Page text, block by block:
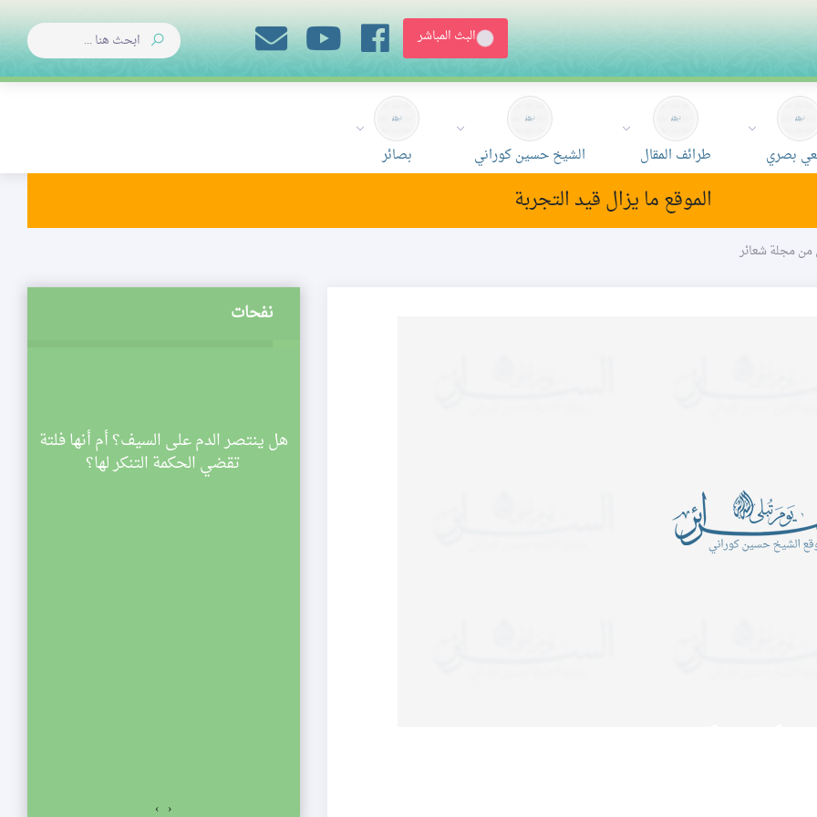
البث المباشر
بصري طرائف المقال الشيخ حسين كوراني بصائر
الموقع ما يزال قيد التجربة
من مجلة شعائر
نفحات
الرَّجبيـــــــــــــــــــــــــــــــــــــــــــــــــــــــــــــــــــــون؟
في شهر رجب قراءة سورة
التوحيد عشرة آلا مرة..
هل ينتصر الدم على السيف؟ أم أنها فلتة
تقضي الحكمة التنكر لها؟
‹
›